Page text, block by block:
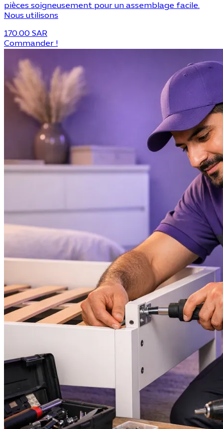
pièces soigneusement pour un assemblage facile.
Nous utilisons
170.00 SAR
Commander !